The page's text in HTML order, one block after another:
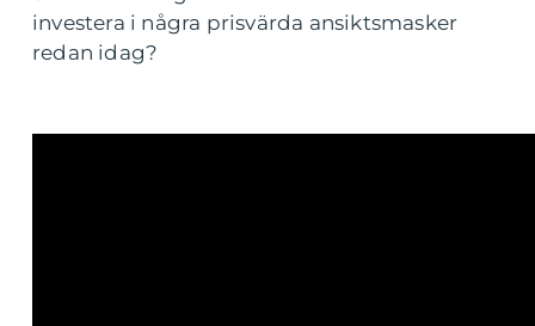
investera i några prisvärda ansiktsmasker
redan idag?